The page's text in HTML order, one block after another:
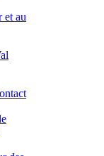
et au